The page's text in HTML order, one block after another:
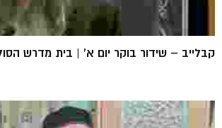
קבלייב – שידור בוקר יום א' | בית מדרש